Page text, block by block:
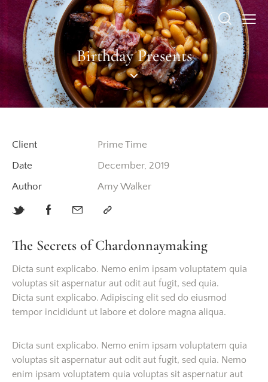
Birthday Presents
Client
Prime Time
Date
December, 2019
Author
Amy Walker
The Secrets of Chardonnaymaking
Dicta sunt explicabo. Nemo enim ipsam voluptatem quia
voluptas sit aspernatur aut odit aut fugit, sed quia.
Dicta sunt explicabo. Adipiscing elit sed do eiusmod
tempor incididunt ut labore et dolore magna aliqua.
Dicta sunt explicabo. Nemo enim ipsam voluptatem quia
voluptas sit aspernatur aut odit aut fugit, sed quia. Nemo
enim ipsam voluptatem quia voluptas sit aspernatur aut